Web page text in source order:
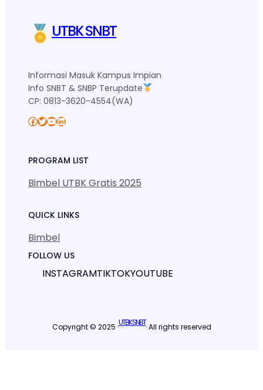
UTBK SNBT
Informasi Masuk Kampus Impian
Info SNBT & SNBP Terupdate
CP: 0813-3620-4554(WA)
Facebook Twitter YouTube LinkedIn
PROGRAM LIST
Bimbel UTBK Gratis 2025
QUICK LINKS
Bimbel
FOLLOW US
INSTAGRAMTIKTOKYOUTUBE
Copyright © 2025 ·UTBK SNBT· All rights reserved